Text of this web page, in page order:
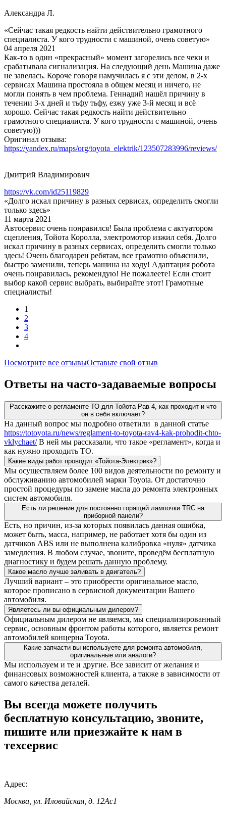
Александра Л.
«Сейчас такая редкость найти действительно грамотного
специалиста. У кого трудности с машиной, очень советую»
04 апреля 2021
Как-то в один «прекрасный» момент загорелись все чеки и
срабатывала сигнализация. На следующий день Машина даже
не завелась. Короче говоря намучилась я с эти делом, в 2-х
сервисах Машина простояла в общем месяц и ничего, не
могли понять в чем проблема. Геннадий нашёл причину в
течении 3-х дней и тьфу тьфу, езжу уже 3-й месяц и всё
хорошо. Сейчас такая редкость найти действительно
грамотного специалиста. У кого трудности с машиной, очень
советую)))
Оригинал отзыва:
https://yandex.ru/maps/org/toyota_elektrik/123507283996/reviews/
Дмитрий Владимирович
https://vk.com/id25119829
«Долго искал причину в разных сервисах, определить смогли
только здесь»
11 марта 2021
Автосервис очень понравился! Была проблема с актуатором
сцепления, Тойота Королла, электромотор изжил себя. Долго
искал причину в разных сервисах, определить смогли только
здесь! Очень благодарен ребятам, все грамотно объяснили,
быстро заменили, теперь машина на ходу! Адаптация робота
очень понравилась, рекомендую! Не пожалеете! Если стоит
выбор какой сервис выбрать, выбирайте этот! Грамотные
специалисты!
1
2
3
4
Посмотрите все отзывыОставьте свой отзыв
Ответы на часто-задаваемые вопросы
Расскажите о регламенте ТО для Тойота Рав 4, как проходит и что
он в себя включает?
На данный вопрос мы подробно ответили в данной статье
https://totoyota.ru/news/reglament-to-toyota-rav4-kak-prohodit-chto-
vklychaet/В ней мы рассказали, что такое «регламент», когда и
как нужно проходить ТО.
Какие виды работ проводит «Тойота-Электрик»?
Мы осуществляем более 100 видов деятельности по ремонту и
обслуживанию автомобилей марки Toyota. От достаточно
простой процедуры по замене масла до ремонта электронных
систем автомобиля.
Есть ли решение для постоянно горящей лампочки TRC на
приборной панели?
Есть, но причин, из-за которых появилась данная ошибка,
может быть, масса, например, не работает хотя бы один из
датчиков ABS или не выполнена калибровка «нуля» датчика
замедления. В любом случае, звоните, проведём бесплатную
диагностику и будем решать данную проблему.
Какое масло лучше заливать в двигатель?
Лучший вариант – это приобрести оригинальное масло,
которое прописано в сервисной документации Вашего
автомобиля.
Являетесь ли вы официальным дилером?
Официальным дилером не являемся, мы специализированный
сервис, основным фронтом работы которого, является ремонт
автомобилей концерна Toyota.
Какие запчасти вы используете для ремонта автомобиля,
оригинальные или аналоги?
Мы используем и те и другие. Все зависит от желания и
финансовых возможностей клиента, а также в зависимости от
самого качества деталей.
Вы всегда можете получить
бесплатную консультацию, звоните,
пишите или приезжайте к нам в
техсервис
Адрес:
Москва, ул. Иловайская, д. 12Ас1